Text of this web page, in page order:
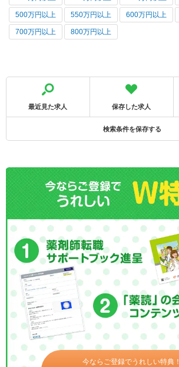
500万円以上 550万円以上 600万円以上
700万円以上 800万円以上
最近見た求人 保存した求人
検索条件を保存する
今ならご登録でうれしい特典！